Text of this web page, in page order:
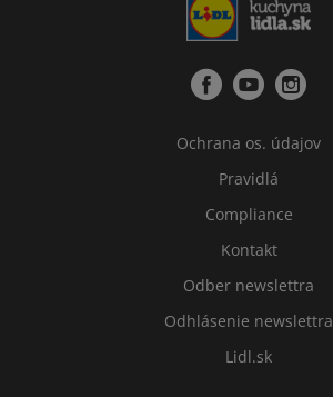
Ochrana os. údajov
Pravidlá
Compliance
Kontakt
Odber newslettra
Odhlásenie newslettra
Lidl.sk